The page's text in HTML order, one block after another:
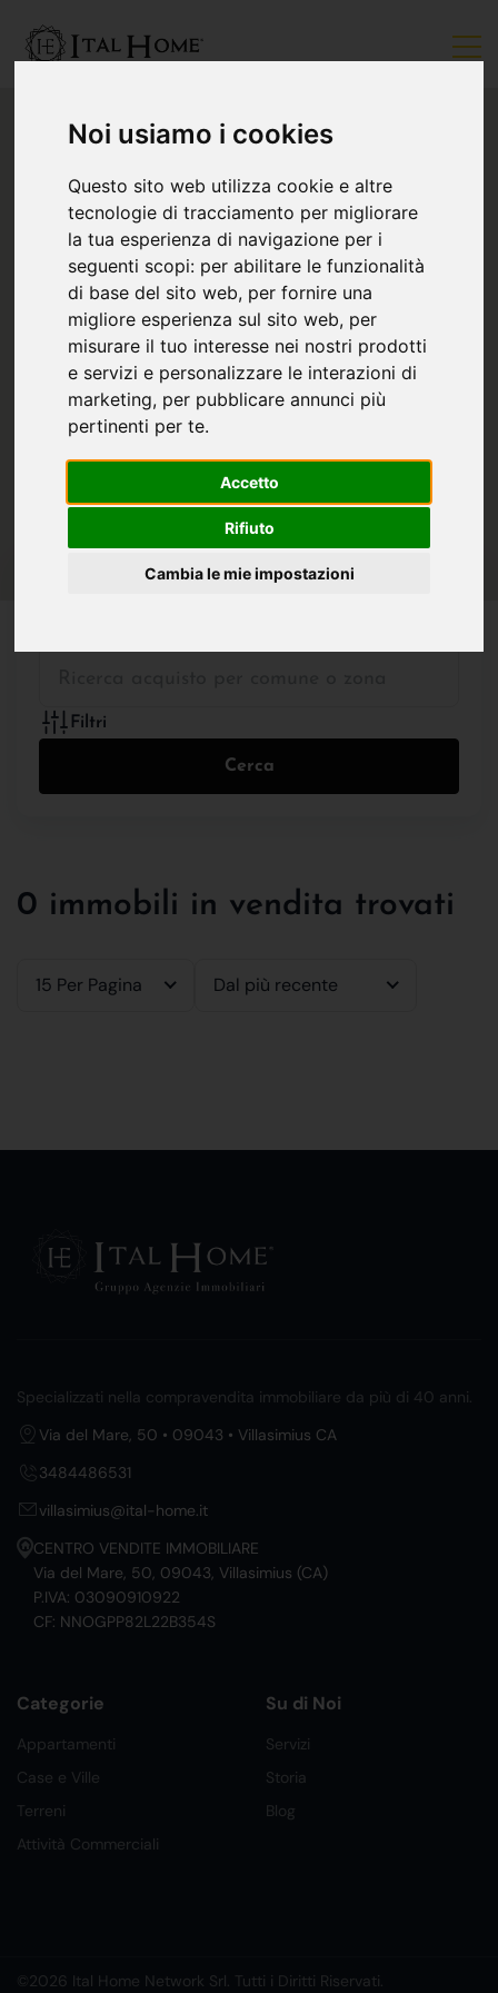
Noi usiamo i cookies
Questo sito web utilizza cookie e altre
tecnologie di tracciamento per migliorare
la tua esperienza di navigazione per i
seguenti scopi: per abilitare le funzionalità
di base del sito web, per fornire una
migliore esperienza sul sito web, per
misurare il tuo interesse nei nostri prodotti
e servizi e personalizzare le interazioni di
marketing, per pubblicare annunci più
pertinenti per te.
Accetto
Rifiuto
Cambia le mie impostazioni
Filtri
Cerca
0 immobili in vendita trovati
15 Per Pagina Dal più recente
Specializzati nella compravendita immobiliare da più di 40 anni.
Via del Mare, 50 • 09043 • Villasimius CA
3484486531
villasimius@ital-home.it
CENTRO VENDITE IMMOBILIARE
Via del Mare, 50, 09043, Villasimius (CA)
P.IVA: 03090910922
CF: NNOGPP82L22B354S
Categorie
Appartamenti
Case e Ville
Terreni
Attività Commerciali
Su di Noi
Servizi
Storia
Blog
©2026 Ital Home Network Srl. Tutti i Diritti Riservati.